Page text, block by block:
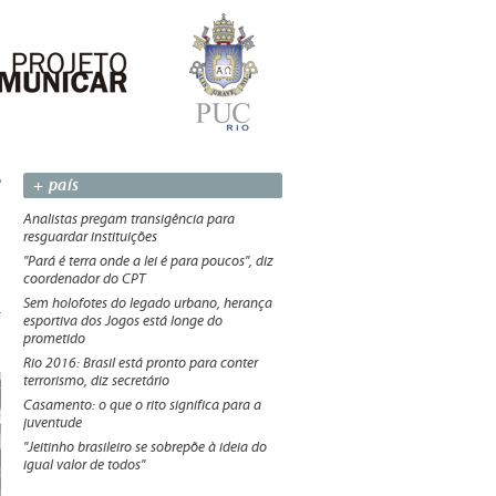
+ país
Analistas pregam transigência para
resguardar instituições
"Pará é terra onde a lei é para poucos", diz
coordenador do CPT
Sem holofotes do legado urbano, herança
esportiva dos Jogos está longe do
prometido
Rio 2016: Brasil está pronto para conter
terrorismo, diz secretário
Casamento: o que o rito significa para a
juventude
"Jeitinho brasileiro se sobrepõe à ideia do
igual valor de todos"